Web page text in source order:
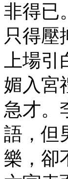
非得已
只得壓
上場
媚入宮
急才。
語，但
樂，卻